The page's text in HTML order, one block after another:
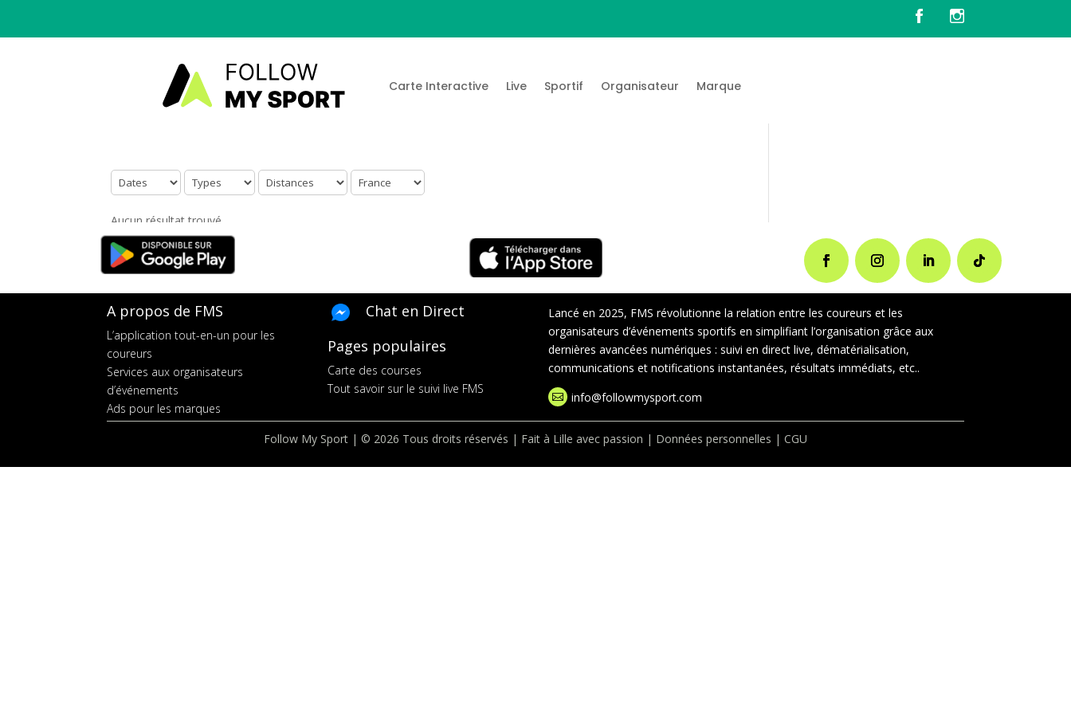
Carte Interactive Live Sportif Organisateur Marque
Aucun résultat trouvé.
A propos de FMS
L’application tout-en-un pour les
coureurs
Services aux organisateurs
d’événements
Ads pour les marques
Chat en Direct
Pages populaires
Carte des courses
Tout savoir sur le suivi live FMS
Lancé en 2025, FMS révolutionne la relation entre les coureurs et les
organisateurs d’événements sportifs en simplifiant l’organisation grâce aux
dernières avancées numériques : suivi en direct live, dématérialisation,
communications et notifications instantanées, résultats immédiats, etc..
 info@followmysport.com
Follow My Sport | © 2026 Tous droits réservés | Fait à Lille avec passion | Données personnelles | CGU